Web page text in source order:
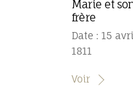
Marie et
frère
Date : 15
1811
Voir